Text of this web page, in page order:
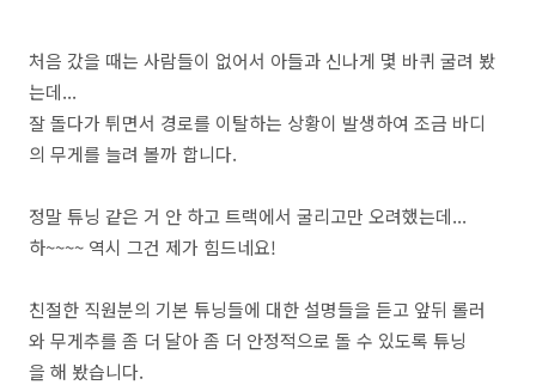
처음 갔을 때는 사람들이 없어서 아들과 신나게 몇 바퀴 굴려 봤
는데...
잘 돌다가 튀면서 경로를 이탈하는 상황이 발생하여 조금 바디
의 무게를 늘려 볼까 합니다.
정말 튜닝 같은 거 안 하고 트랙에서 굴리고만 오려했는데...
하~~~~ 역시 그건 제가 힘드네요!
친절한 직원분의 기본 튜닝들에 대한 설명들을 듣고 앞뒤 롤러
와 무게추를 좀 더 달아 좀 더 안정적으로 돌 수 있도록 튜닝
을 해 봤습니다.